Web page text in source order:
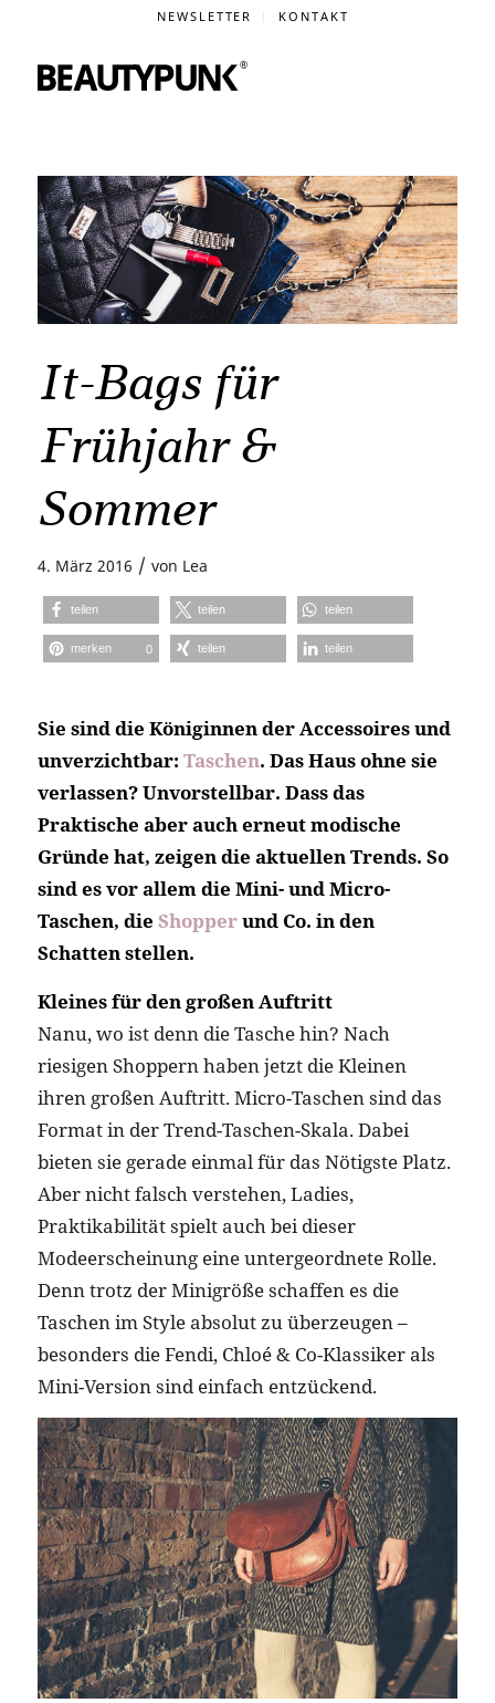
NEWSLETTER KONTAKT
It-Bags für
Frühjahr &
Sommer
4. März 2016 / von Lea
teilen teilen teilen
merken 0 teilen teilen
Sie sind die Königinnen der Accessoires und
unverzichtbar: Taschen. Das Haus ohne sie
verlassen? Unvorstellbar. Dass das
Praktische aber auch erneut modische
Gründe hat, zeigen die aktuellen Trends. So
sind es vor allem die Mini- und Micro-
Taschen, die Shopperund Co. in den
Schatten stellen.
Kleines für den großen Auftritt
Nanu, wo ist denn die Tasche hin? Nach
riesigen Shoppern haben jetzt die Kleinen
ihren großen Auftritt. Micro-Taschen sind das
Format in der Trend-Taschen-Skala. Dabei
bieten sie gerade einmal für das Nötigste Platz.
Aber nicht falsch verstehen, Ladies,
Praktikabilität spielt auch bei dieser
Modeerscheinung eine untergeordnete Rolle.
Denn trotz der Minigröße schaffen es die
Taschen im Style absolut zu überzeugen –
besonders die Fendi, Chloé & Co-Klassiker als
Mini-Version sind einfach entzückend.